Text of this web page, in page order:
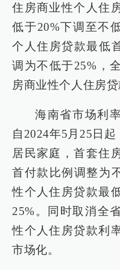
住房商业性个人住
低于20%下调至不
个人住房贷款最低
调为不低于25%，
房商业性个人住房贷
海南省市场利
自2024年5月25日
居民家庭，首套住
首付款比例调整为
性个人住房贷款最
25%。同时取消全
性个人住房贷款利
市场化。